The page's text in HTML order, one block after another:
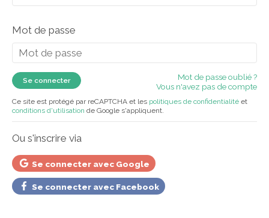
Mot de passe
Mot de passe oublié ?
Vous n'avez pas de compte
Ce site est protégé par reCAPTCHA et les politiques de confidentialité et
conditions d'utilisation de Google s'appliquent.
Ou s'inscrire via
Se connecter avec Google
Se connecter avec Facebook